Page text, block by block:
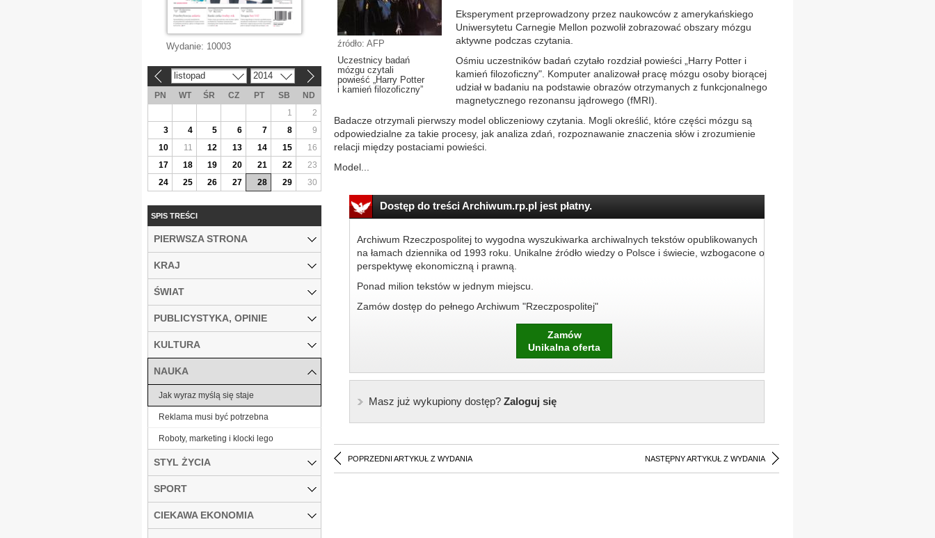
źródło: AFP
Uczestnicy badań
mózgu czytali
powieść „Harry Potter
i kamień filozoficzny”
Eksperyment przeprowadzony przez naukowców z amerykańskiego
Uniwersytetu Carnegie Mellon pozwolił zobrazować obszary mózgu
aktywne podczas czytania.
Ośmiu uczestników badań czytało rozdział powieści „Harry Potter i
kamień filozoficzny". Komputer analizował pracę mózgu osoby biorącej
udział w badaniu na podstawie obrazów otrzymanych z funkcjonalnego
magnetycznego rezonansu jądrowego (fMRI).
Badacze otrzymali pierwszy model obliczeniowy czytania. Mogli określić, które części mózgu są
odpowiedzialne za takie procesy, jak analiza zdań, rozpoznawanie znaczenia słów i zrozumienie
relacji między postaciami powieści.
Model...
Dostęp do treści Archiwum.rp.pl jest płatny.
Archiwum Rzeczpospolitej to wygodna wyszukiwarka archiwalnych tekstów opublikowanych
na łamach dziennika od 1993 roku. Unikalne źródło wiedzy o Polsce i świecie, wzbogacone o
perspektywę ekonomiczną i prawną.
Ponad milion tekstów w jednym miejscu.
Zamów dostęp do pełnego Archiwum "Rzeczpospolitej"
Zamów
Unikalna oferta
Masz już wykupiony dostęp?Zaloguj się
POPRZEDNI ARTYKUŁ Z WYDANIA NASTĘPNY ARTYKUŁ Z WYDANIA
Wydanie: 10003
listopad 2014
PN WT ŚR CZ PT SB
ND
1
2
3
4 5 6 7 8
9
10
11 12 13 14 15
16
17
18 19 20 21 22
23
24
25 26 27 28 29 30
SPIS TREŚCI
PIERWSZA STRONA
KRAJ
ŚWIAT
PUBLICYSTYKA, OPINIE
KULTURA
NAUKA
Jak wyraz myślą się staje
Reklama musi być potrzebna
Roboty, marketing i klocki lego
STYL ŻYCIA
SPORT
CIEKAWA EKONOMIA